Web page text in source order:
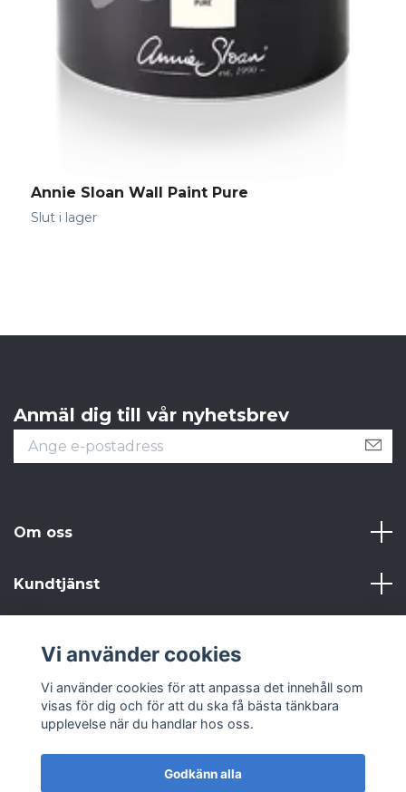
Annie Sloan Wall Paint Pure
Slut i lager
Anmäl dig till vår nyhetsbrev
Om oss
Kundtjänst
Sociala medier
Vi använder cookies
Vi använder cookies för att anpassa det innehåll som
visas för dig och för att du ska få bästa tänkbara
upplevelse när du handlar hos oss.
Godkänn alla